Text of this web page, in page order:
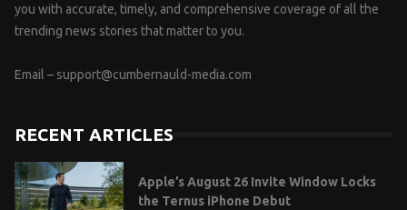
you with accurate, timely, and comprehensive coverage of all the
trending news stories that matter to you.
Email – support@cumbernauld-media.com
RECENT ARTICLES
Apple’s August 26 Invite Window Locks
the Ternus iPhone Debut